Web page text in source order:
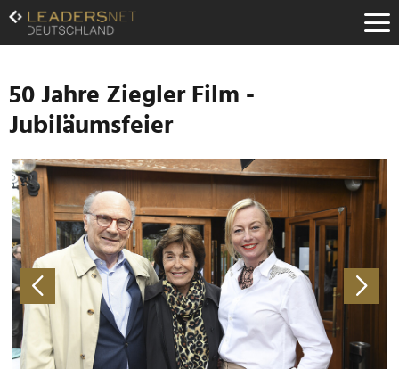
Zum
Inhalt
Zur
Navigation
Zur
Hauptnavigation
50 Jahre Ziegler Film -
Jubiläumsfeier